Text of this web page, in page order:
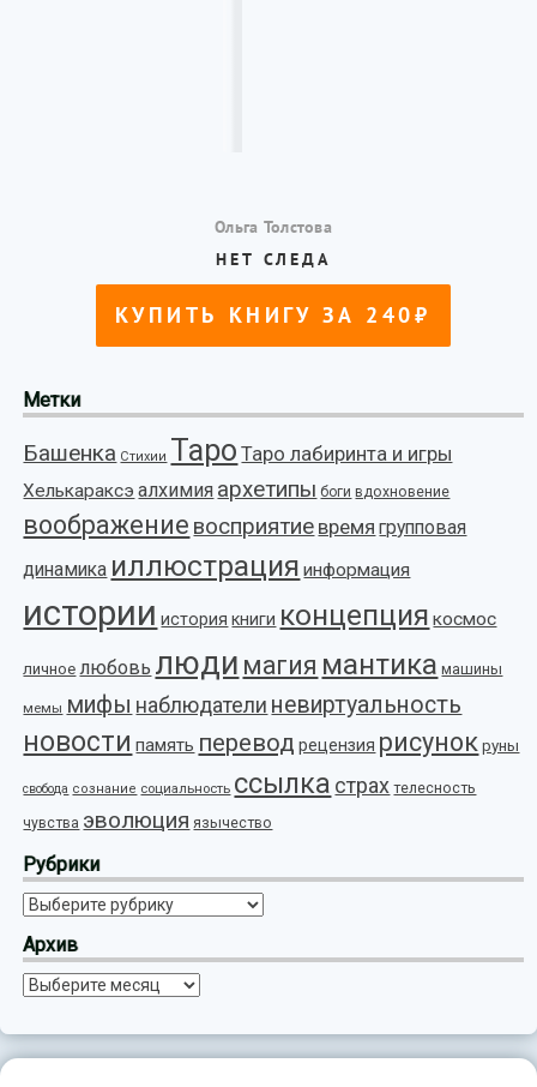
Метки
Башенка Стихии Таро Таро лабиринта и игры
Хелькараксэ алхимия архетипы боги вдохновение
воображение восприятие время групповая
динамика иллюстрация информация
истории история книги концепция космос
личное любовь люди магия мантика машины
мемы мифы наблюдатели невиртуальность
новости память перевод рецензия рисунок руны
свобода сознание социальность ссылка страх телесность
чувства эволюция язычество
Рубрики
Рубрики
Архив
Архив